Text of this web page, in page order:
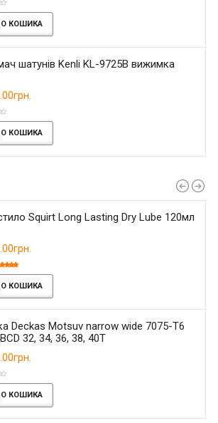
КОШИКА
шатунів Kenli KL-9725B вижимка
КОШИКА
Squirt Long Lasting Dry Lube 120мл
КОШИКА
Deckas Motsuv narrow wide 7075-T6
32, 34, 36, 38, 40T
КОШИКА